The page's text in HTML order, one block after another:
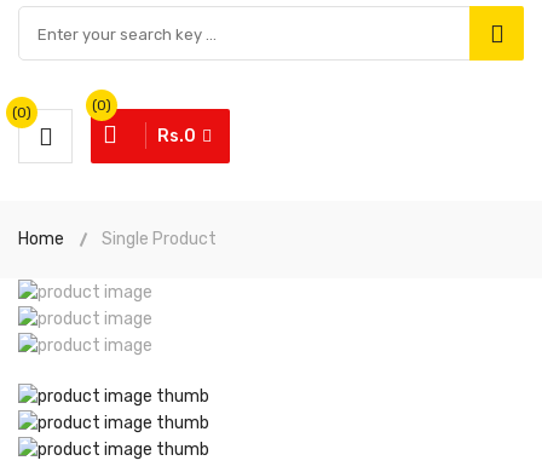
(0)
Rs.0
(0)
Home Single Product